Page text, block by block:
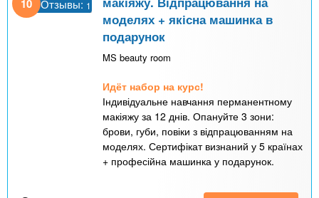
10 Отзывы: 1
моделях + якісна машинка в
подарунок
MS beauty room
Идёт набор на курс!
Індивідуальне навчання перманентному
макіяжу за 12 днів. Опануйте 3 зони:
брови, губи, повіки з відпрацюванням на
моделях. Сертифікат визнаний у 5 країнах
+ професійна машинка у подарунок.